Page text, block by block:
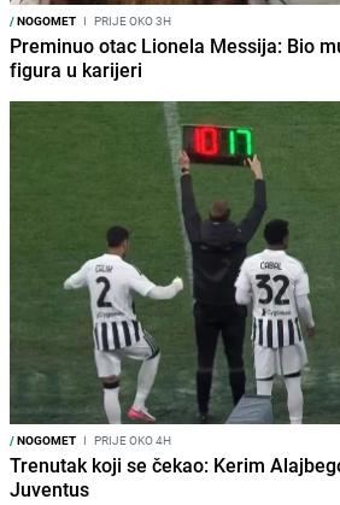
/NOGOMET I PRIJE OKO 3H
Preminuo otac Lionela Messija: Bio
figura u karijeri
/NOGOMET I PRIJE OKO 4H
Trenutak koji se čekao: Kerim
Juventus